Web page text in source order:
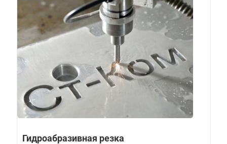
Гидроабразивная резка